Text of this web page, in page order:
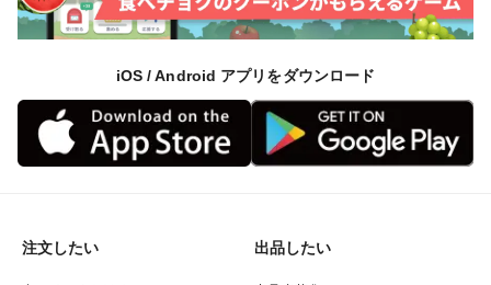
iOS / Android アプリをダウンロード
注文したい 出品したい